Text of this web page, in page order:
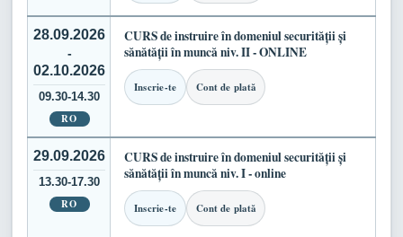
28.09.2026
-
02.10.2026
09.30-14.30
RO
CURS de instruire în domeniul securității și
sănătății în muncă niv. II - ONLINE
Inscrie-te Cont de plată
29.09.2026
13.30-17.30
RO
CURS de instruire în domeniul securității și
sănătății în muncă niv. I - online
Inscrie-te Cont de plată